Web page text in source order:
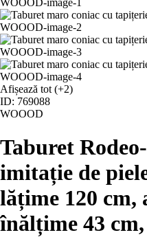
Afișează tot (+2)
ID: 769088
WOOOD
Taburet Rodeo
imitație de
lățime 120 cm,
înălțime 43 cm